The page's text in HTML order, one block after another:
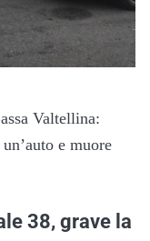
Valtellina:
e muore
38, grave la